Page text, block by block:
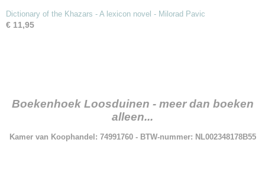
Dictionary of the Khazars - A lexicon novel - Milorad Pavic
€ 11,95
Boekenhoek Loosduinen - meer dan boeken
alleen...
Kamer van Koophandel: 74991760 - BTW-nummer: NL002348178B55